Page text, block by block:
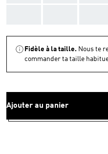
Fidèle à la taille. Nous te
commander ta taille
Ajouter au panier